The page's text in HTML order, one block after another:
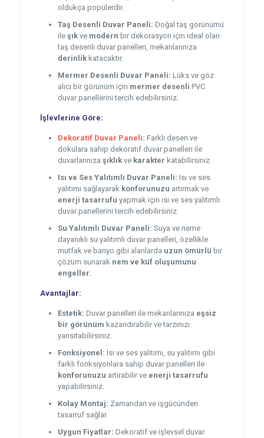
oldukça popülerdir.
Taş Desenli Duvar Paneli: Doğal taş görünümü
ile şıkve modern bir dekorasyon için ideal olan
taş desenli duvar panelleri, mekanlarınıza
derinlikkatacaktır.
Mermer Desenli Duvar Paneli: Lüks ve göz
alıcı bir görünüm için mermer desenli PVC
duvar panellerini tercih edebilirsiniz.
İşlevlerine Göre:
Dekoratif Duvar Paneli: Farklı desen ve
dokulara sahip dekoratif duvar panelleri ile
duvarlarınıza şıklıkve karakter katabilirsiniz.
Isı ve Ses Yalıtımlı Duvar Paneli: Isı ve ses
yalıtımı sağlayarak konforunuzu artırmak ve
enerji tasarrufu yapmak için ısı ve ses yalıtımlı
duvar panellerini tercih edebilirsiniz.
Su Yalıtımlı Duvar Paneli: Suya ve neme
dayanıklı su yalıtımlı duvar panelleri, özellikle
mutfak ve banyo gibi alanlarda uzun ömürlü bir
çözüm sunarak nem ve küf oluşumunu
engeller.
Avantajlar:
Estetik: Duvar panelleri ile mekanlarınıza eşsiz
bir görünüm kazandırabilir ve tarzınızı
yansıtabilirsiniz.
Fonksiyonel: Isı ve ses yalıtımı, su yalıtımı gibi
farklı fonksiyonlara sahip duvar panelleri ile
konforunuzu artırabilir ve enerji tasarrufu
yapabilirsiniz.
Kolay Montaj: Zamandan ve işgücünden
tasarruf sağlar.
Uygun Fiyatlar: Dekoratif ve işlevsel duvar